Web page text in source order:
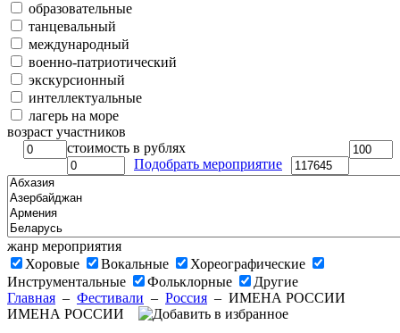
образовательные
танцевальный
международный
военно-патриотический
экскурсионный
интеллектуальные
лагерь на море
возраст участников
стоимость в рублях
Подобрать мероприятие
жанр мероприятия
Хоровые
Вокальные
Хореографические
Инструментальные
Фольклорные
Другие
Главная – Фестивали – Россия – ИМЕНА РОССИИ
ИМЕНА РОССИИ